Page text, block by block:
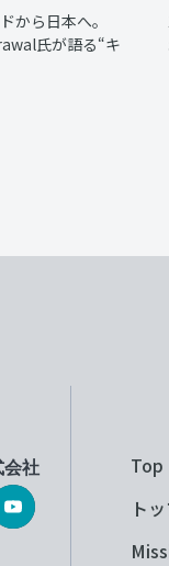
から日本へ。
氏が語る“キ
会社
Top
ト